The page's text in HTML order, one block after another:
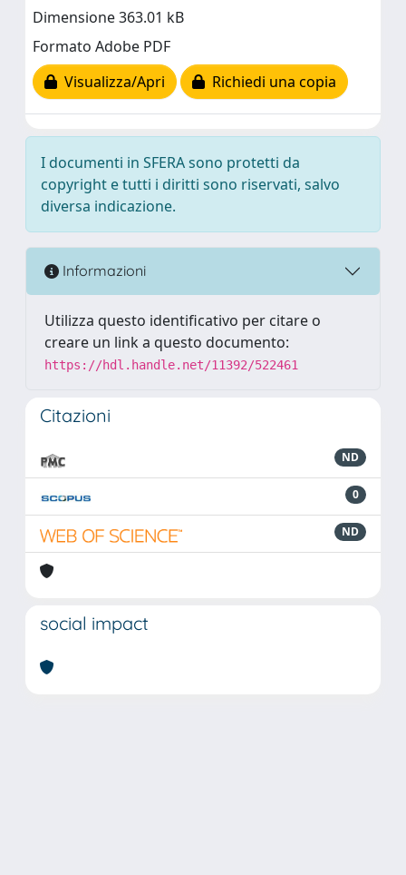
Dimensione 363.01 kB
Formato Adobe PDF
Visualizza/Apri
Richiedi una copia
I documenti in SFERA sono protetti da
copyright e tutti i diritti sono riservati, salvo
diversa indicazione.
Informazioni
Utilizza questo identificativo per citare o
creare un link a questo documento:
https://hdl.handle.net/11392/522461
Citazioni
ND
0
ND
social impact